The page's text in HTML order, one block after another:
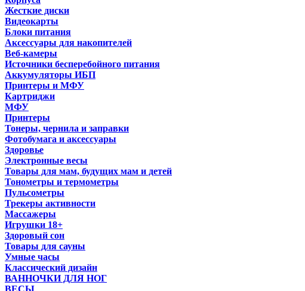
Жесткие диски
Видеокарты
Блоки питания
Аксессуары для накопителей
Веб-камеры
Источники бесперебойного питания
Аккумуляторы ИБП
Принтеры и МФУ
Картриджи
МФУ
Принтеры
Тонеры, чернила и заправки
Фотобумага и аксессуары
Здоровье
Электронные весы
Товары для мам, будущих мам и детей
Тонометры и термометры
Пульсометры
Трекеры активности
Массажеры
Игрушки 18+
Здоровый сон
Товары для сауны
Умные часы
Классический дизайн
ВАННОЧКИ ДЛЯ НОГ
ВЕСЫ